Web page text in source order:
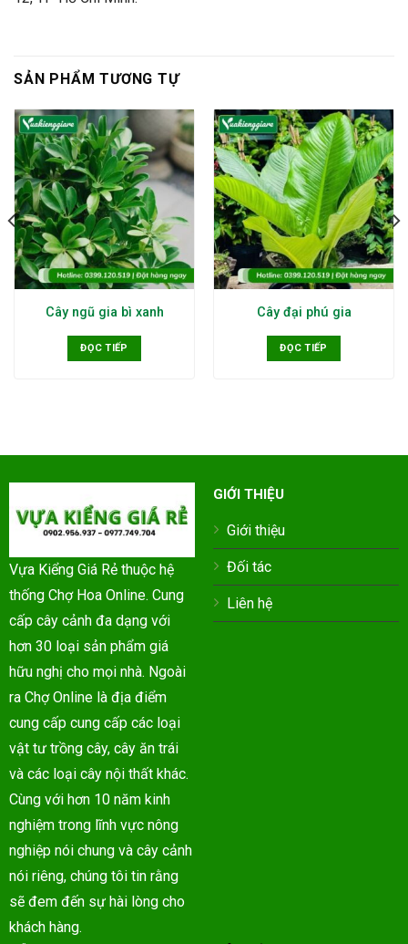
SẢN PHẨM TƯƠNG TỰ
Cây ngũ gia bì xanh
ĐỌC TIẾP
Cây đại phú gia
ĐỌC TIẾP
Vựa Kiểng Giá Rẻ thuộc hệ
thống Chợ Hoa Online. Cung
cấp cây cảnh đa dạng với
hơn 30 loại sản phẩm giá
hữu nghị cho mọi nhà. Ngoài
ra Chợ Online là địa điểm
cung cấp cung cấp các loại
vật tư trồng cây, cây ăn trái
và các loại cây nội thất khác.
Cùng với hơn 10 năm kinh
nghiệm trong lĩnh vực nông
nghiệp nói chung và cây cảnh
nói riêng, chúng tôi tin rằng
sẽ đem đến sự hài lòng cho
khách hàng.
GIỚI THIỆU
Giới thiệu
Đối tác
Liên hệ